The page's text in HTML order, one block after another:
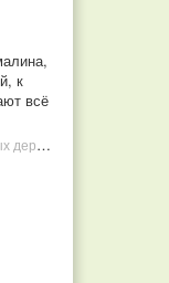
к
всё
Товарищи, это РАЗВОД! Почему малиновых деревьев не бывает, или Как ушлые продавцы наживаются на мечтах садоводов